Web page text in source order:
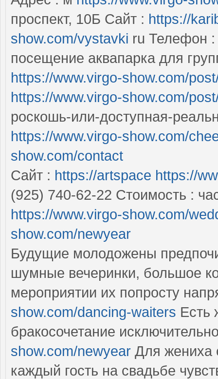
проспект, 10Б Сайт : https://
show.com/vystavki ru Телефон :
посещение аквапарка для
https://www.virgo-show.com/
https://www.virgo-show.com/
роскошь-или-доступная-
https://www.virgo-show.com/
show.com/contact
Сайт : https://artspace https://
(925) 740-62-22 Стоимость :
https://www.virgo-show.com/
show.com/newyear
Будущие молодожены
шумные вечеринки, большое
мероприятии их попросту
show.com/dancing-waiters Есть
бракосочетание
show.com/newyear Для жениха
каждый гость на свадьбе